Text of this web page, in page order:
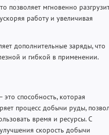
позволяет мгновенно
работу и увеличивая
дополнительные заряды, что
и гибкой в применении.
это способность, которая
процесс добычи руды,
время и ресурсы. С
скорость добычи